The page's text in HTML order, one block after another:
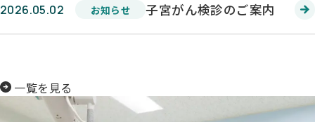
2026.05.02 お知らせ 子宮がん検診のご案内
一覧を見る